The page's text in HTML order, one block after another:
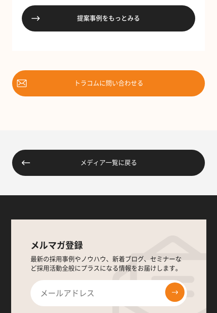
提案事例をもっとみる
トラコムに問い合わせる
メディア一覧に戻る
メルマガ登録
最新の採用事例やノウハウ、新着ブログ、セミナーな
ど採用活動全般にプラスになる情報をお届けします。